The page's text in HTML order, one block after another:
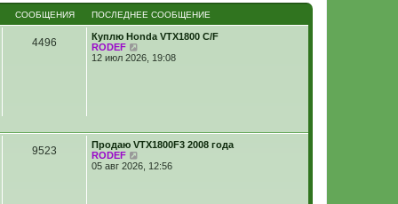
СООБЩЕНИЯ ПОСЛЕДНЕЕ СООБЩЕНИЕ
4496
Куплю Honda VTX1800 C/F
RODEF
е
п
о
л
е
12 июл 2026, 19:08
9523
Продаю VTX1800F3 2008 года
RODEF
е
05 авг 2026, 12:56